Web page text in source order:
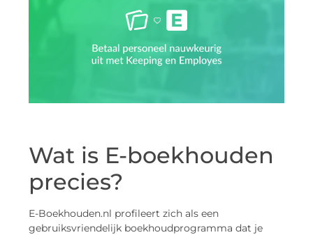
Wat is E-boekhouden
precies?
E-Boekhouden.nl profileert zich als een
gebruiksvriendelijk boekhoudprogramma dat je